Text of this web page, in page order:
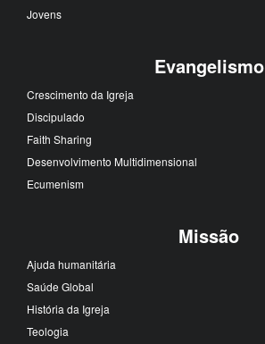
Jovens
Evangelismo
Crescimento da Igreja
Discipulado
Faith Sharing
Desenvolvimento Multidimensional
Ecumenism
Missão
Ajuda humanitária
Saúde Global
História da Igreja
Teologia